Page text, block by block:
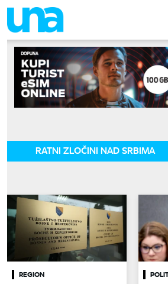
RATNI ZLOČINI NAD SRBIMA
REGION